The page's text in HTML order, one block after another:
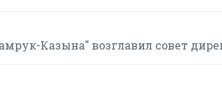
Казына" возглавил совет